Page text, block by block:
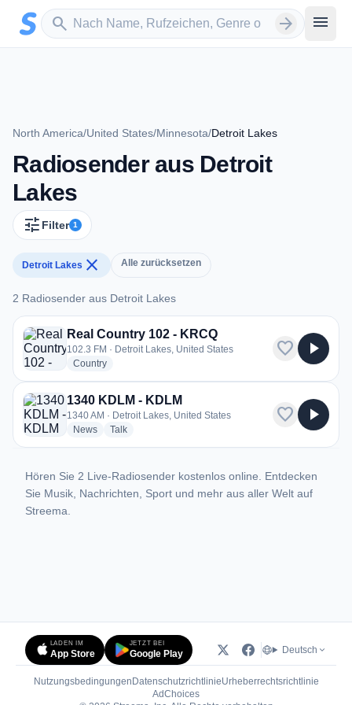
Zum Hauptinhalt springen
search
Sender suchen arrow_forward menu
North America/United States/Minnesota/Detroit Lakes
Radiosender aus Detroit
Lakes
tune Filter 1
Detroit Lakes close Alle zurücksetzen
2 Radiosender aus Detroit Lakes
2 Radiosender aus Detroit Lakes
Real Country 102 - KRCQ
102.3 FM · Detroit Lakes, United States
Countryradio stations
favorite play_arrow
1340 KDLM - KDLM
1340 AM · Detroit Lakes, United States
Newsradio stations
Talkradio stations
favorite play_arrow
Hören Sie 2 Live-Radiosender kostenlos online. Entdecken
Sie Musik, Nachrichten, Sport und mehr aus aller Welt auf
Streema.
LADEN IM
App Store
JETZT BEI
Google Play Deutsch
Nutzungsbedingungen DatenschutzrichtlinieUrheberrechtsrichtlinie
AdChoices(öffnet in neuem Tab)